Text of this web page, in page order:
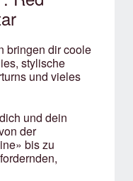
bringen dir coole
stylische
und vieles
und dein
der
bis zu